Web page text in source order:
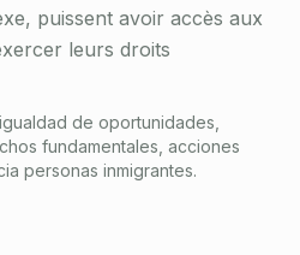
puissent avoir accès aux
leurs droits
de oportunidades,
fundamentales, acciones
personas inmigrantes.